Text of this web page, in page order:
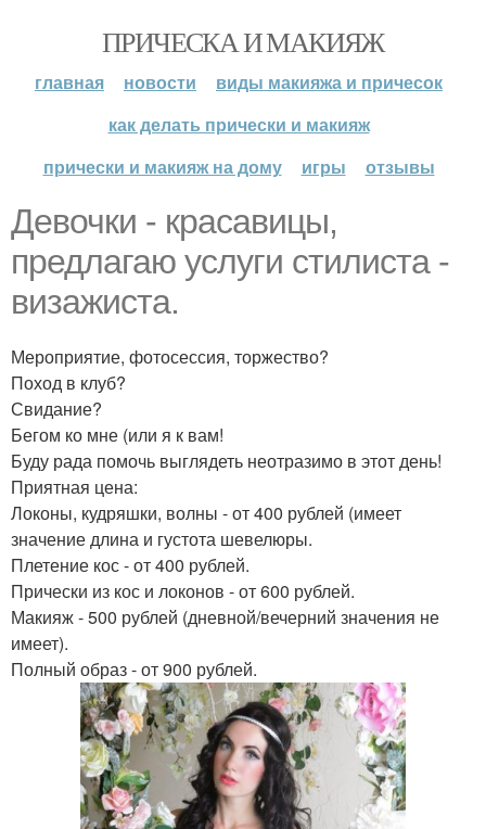
ПРИЧЕСКА И МАКИЯЖ
главная новости
виды макияжа и причесок
как делать прически и макияж
прически и макияж на дому
игры отзывы
Девочки - красавицы,
предлагаю услуги стилиста -
визажиста.
Мероприятие, фотосессия, торжество?
Поход в клуб?
Свидание?
Бегом ко мне (или я к вам!
Буду рада помочь выглядеть неотразимо в этот день!
Приятная цена:
Локоны, кудряшки, волны - от 400 рублей (имеет
значение длина и густота шевелюры.
Плетение кос - от 400 рублей.
Прически из кос и локонов - от 600 рублей.
Макияж - 500 рублей (дневной/вечерний значения не
имеет).
Полный образ - от 900 рублей.